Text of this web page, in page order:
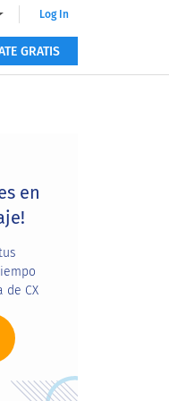
Log In
GRATIS
en
CX